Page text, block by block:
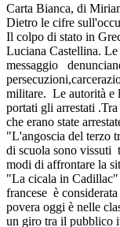
Carta Bianca, di
Dietro le cifre
Il colpo di stato in
Luciana Castellina.
messaggio
militare. Le autorità e
portati gli arrestati
che erano state
"L'angoscia del terzo
di scuola sono vissuti
modi di affrontare la
"La cicala in
francese è
povera oggi è nelle
un giro tra il pubblico